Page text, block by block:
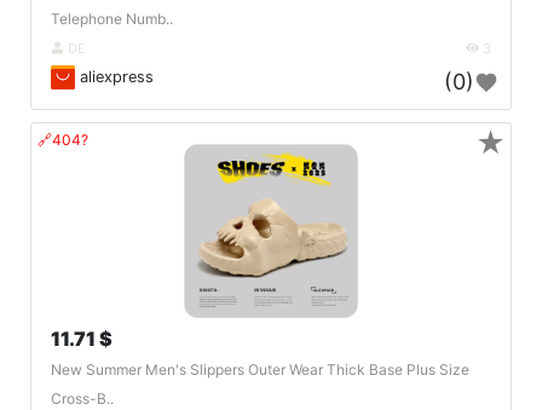
Telephone Numb..
DE 3
aliexpress (0)
🔗404?
11.71 $
New Summer Men's Slippers Outer Wear Thick Base Plus Size
Cross-B..
★